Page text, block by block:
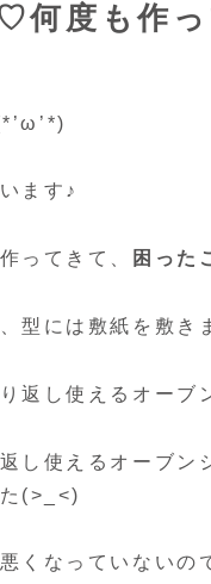
何度も作
ます♪
ってきて、 困った
型には敷紙を敷き
返し使えるオーブ
し使えるオーブン
(>_<)
くなっていない